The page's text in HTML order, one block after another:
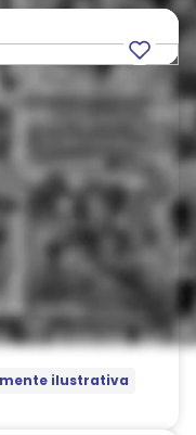
ilustrativa